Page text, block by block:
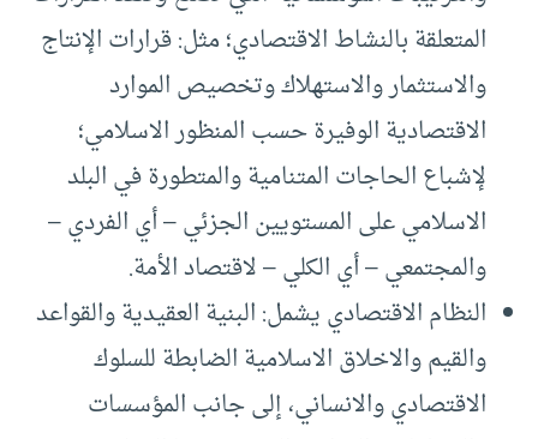
المتعلقة بالنشاط الاقتصادي؛ مثل: قرارات الإنتاج
والاستثمار والاستهلاك وتخصيص الموارد
الاقتصادية الوفيرة حسب المنظور الاسلامي؛
لإشباع الحاجات المتنامية والمتطورة في البلد
الاسلامي على المستويين الجزئي – أي الفردي –
والمجتمعي – أي الكلي – لاقتصاد الأمة.
النظام الاقتصادي يشمل: البنية العقيدية والقواعد
والقيم والاخلاق الاسلامية الضابطة للسلوك
الاقتصادي والانساني، إلى جانب المؤسسات